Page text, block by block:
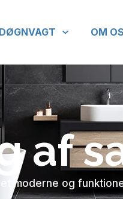
OM OS
af
moderne og